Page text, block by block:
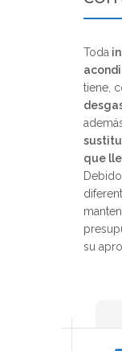
Toda
tiene,
que
su